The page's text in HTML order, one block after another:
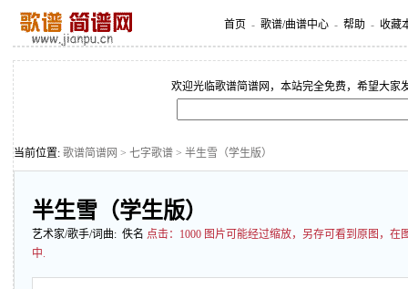
首页 - 歌谱/曲谱中心 - 帮助 - 收藏
欢迎光临歌谱简谱网，本站完全免费，希望大家
当前位置: 歌谱简谱网 > 七字歌谱 > 半生雪（学生版）
半生雪（学生版）
艺术家/歌手/词曲: 佚名 点击： 1000 图片可能经过缩放，另存可看到原图，
中.